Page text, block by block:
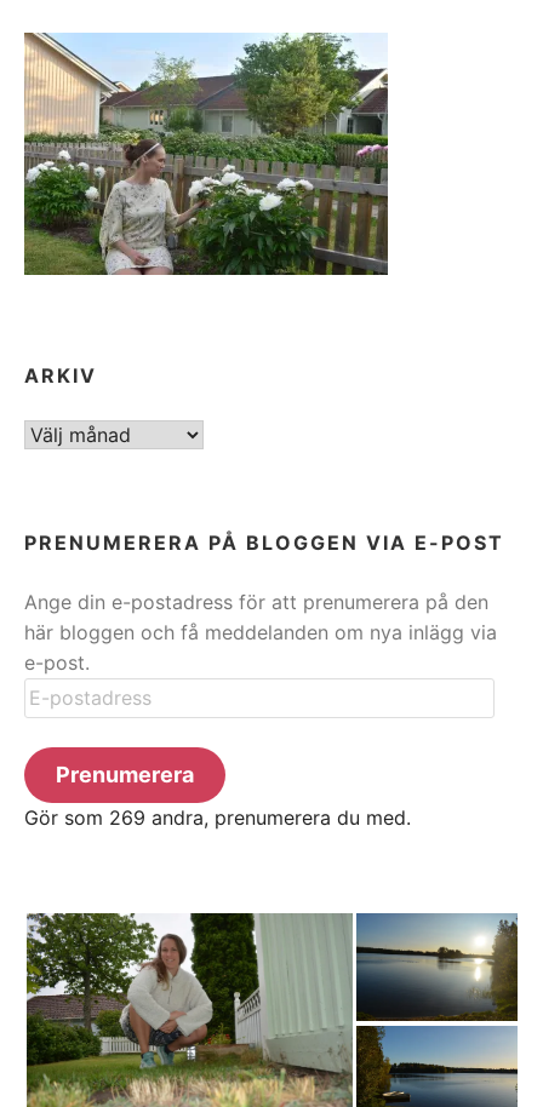
ARKIV
ARKIV
PRENUMERERA PÅ BLOGGEN VIA E-POST
Ange din e-postadress för att prenumerera på den
här bloggen och få meddelanden om nya inlägg via
e-post.
E-
postadress
Prenumerera
Gör som 269 andra, prenumerera du med.